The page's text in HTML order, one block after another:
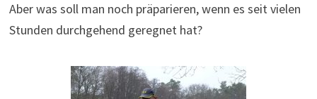
Aber was soll man noch präparieren, wenn es seit vielen
Stunden durchgehend geregnet hat?